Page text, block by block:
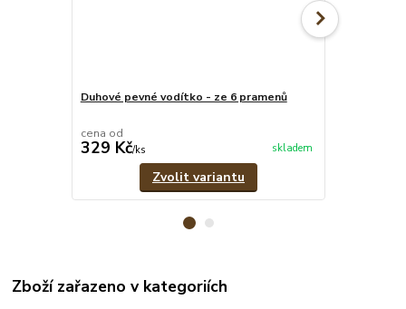
Duhové pevné vodítko - ze 6 pramenů
cena od
329 Kč/ks skladem
Zvolit variantu
Zboží zařazeno v kategoriích